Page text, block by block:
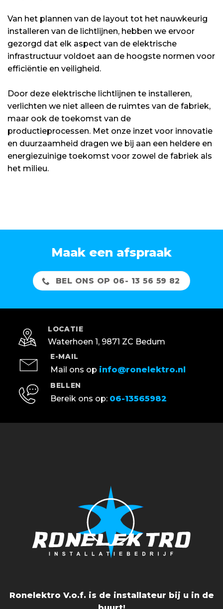
Van het plannen van de layout tot het nauwkeurig
installeren van de lichtlijnen, hebben we ervoor
gezorgd dat elk aspect van de elektrische
infrastructuur voldoet aan de hoogste normen voor
efficiëntie en veiligheid.
Door deze elektrische lichtlijnen te installeren,
verlichten we niet alleen de ruimtes van de fabriek,
maar ook de toekomst van de
productieprocessen. Met onze inzet voor innovatie
en duurzaamheid dragen we bij aan een heldere en
energiezuinige toekomst voor zowel de fabriek als
het milieu.
Maak een afspraak
BEL ONS OP 06- 13 56 59 82
LOCATIE
Waterhoen 1, 9871 ZC Bedum
E-MAIL
Mail ons op info@ronelektro.nl
BELLEN
Bereik ons op: 06-13565982
Ronelektro V.o.f. is de installateur bij u in de